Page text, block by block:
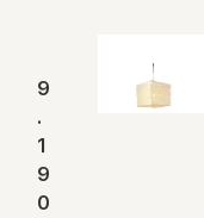
9
.
1
9
0